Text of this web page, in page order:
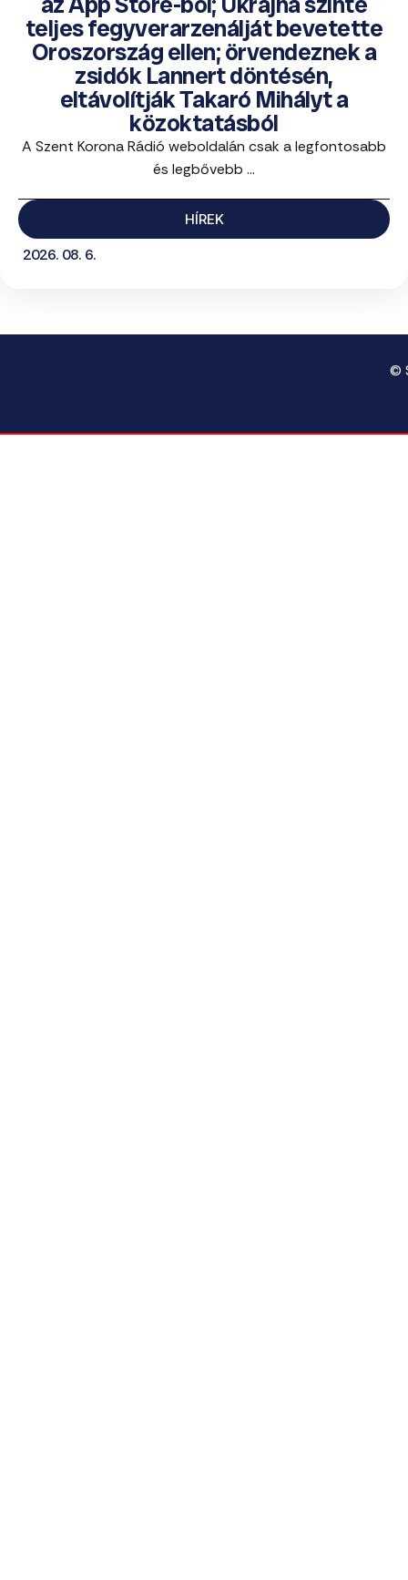
teljes fegyverarzenálját bevetette
Oroszország ellen; örvendeznek a
zsidók Lannert döntésén,
eltávolítják Takaró Mihályt a
közoktatásból
A Szent Korona Rádió weboldalán csak a legfontosabb
és legbővebb ...
HÍREK
2026. 08. 6.
©